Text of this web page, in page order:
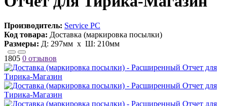
Производитель: Service PC
Код товара: Доставка (маркировка посылки)
Размеры: Д: 297мм х Ш: 210мм
1805 0 отзывов